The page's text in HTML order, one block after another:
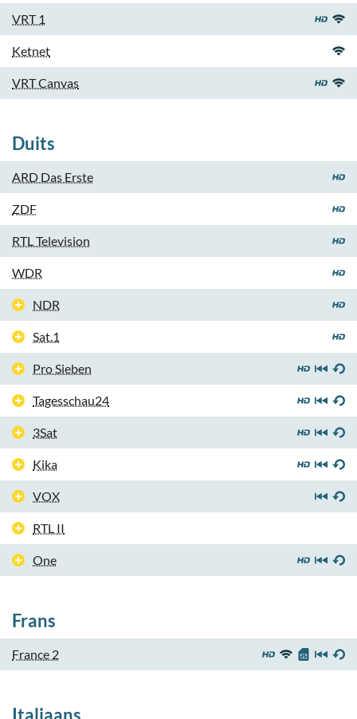
VRT 1
Ketnet
VRT Canvas
Duits
ARD Das Erste
ZDF
RTL Television
WDR
NDR
Sat.1
Pro Sieben
Tagesschau24
3Sat
Kika
VOX
RTL II
One
Frans
France 2
Italiaans